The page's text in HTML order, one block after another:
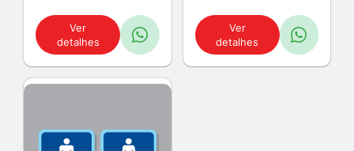
Ver
detalhes
Ver
detalhes